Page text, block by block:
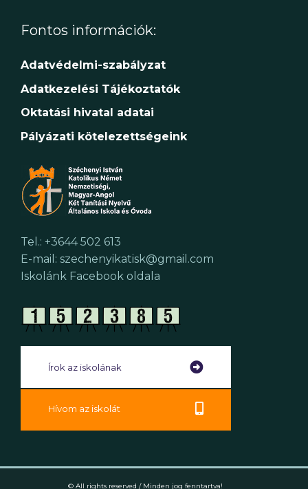
Fontos információk:
Adatvédelmi-szabályzat
Adatkezelési Tájékoztatók
Oktatási hivatal adatai
Pályázati kötelezettségeink
Tel.: +3644 502 613
E-mail: szechenyikatisk@gmail.com
Iskolánk Facebook oldala
Írok az iskolának
Hívom az iskolát
© All rights reserved / Minden jog fenntartva!